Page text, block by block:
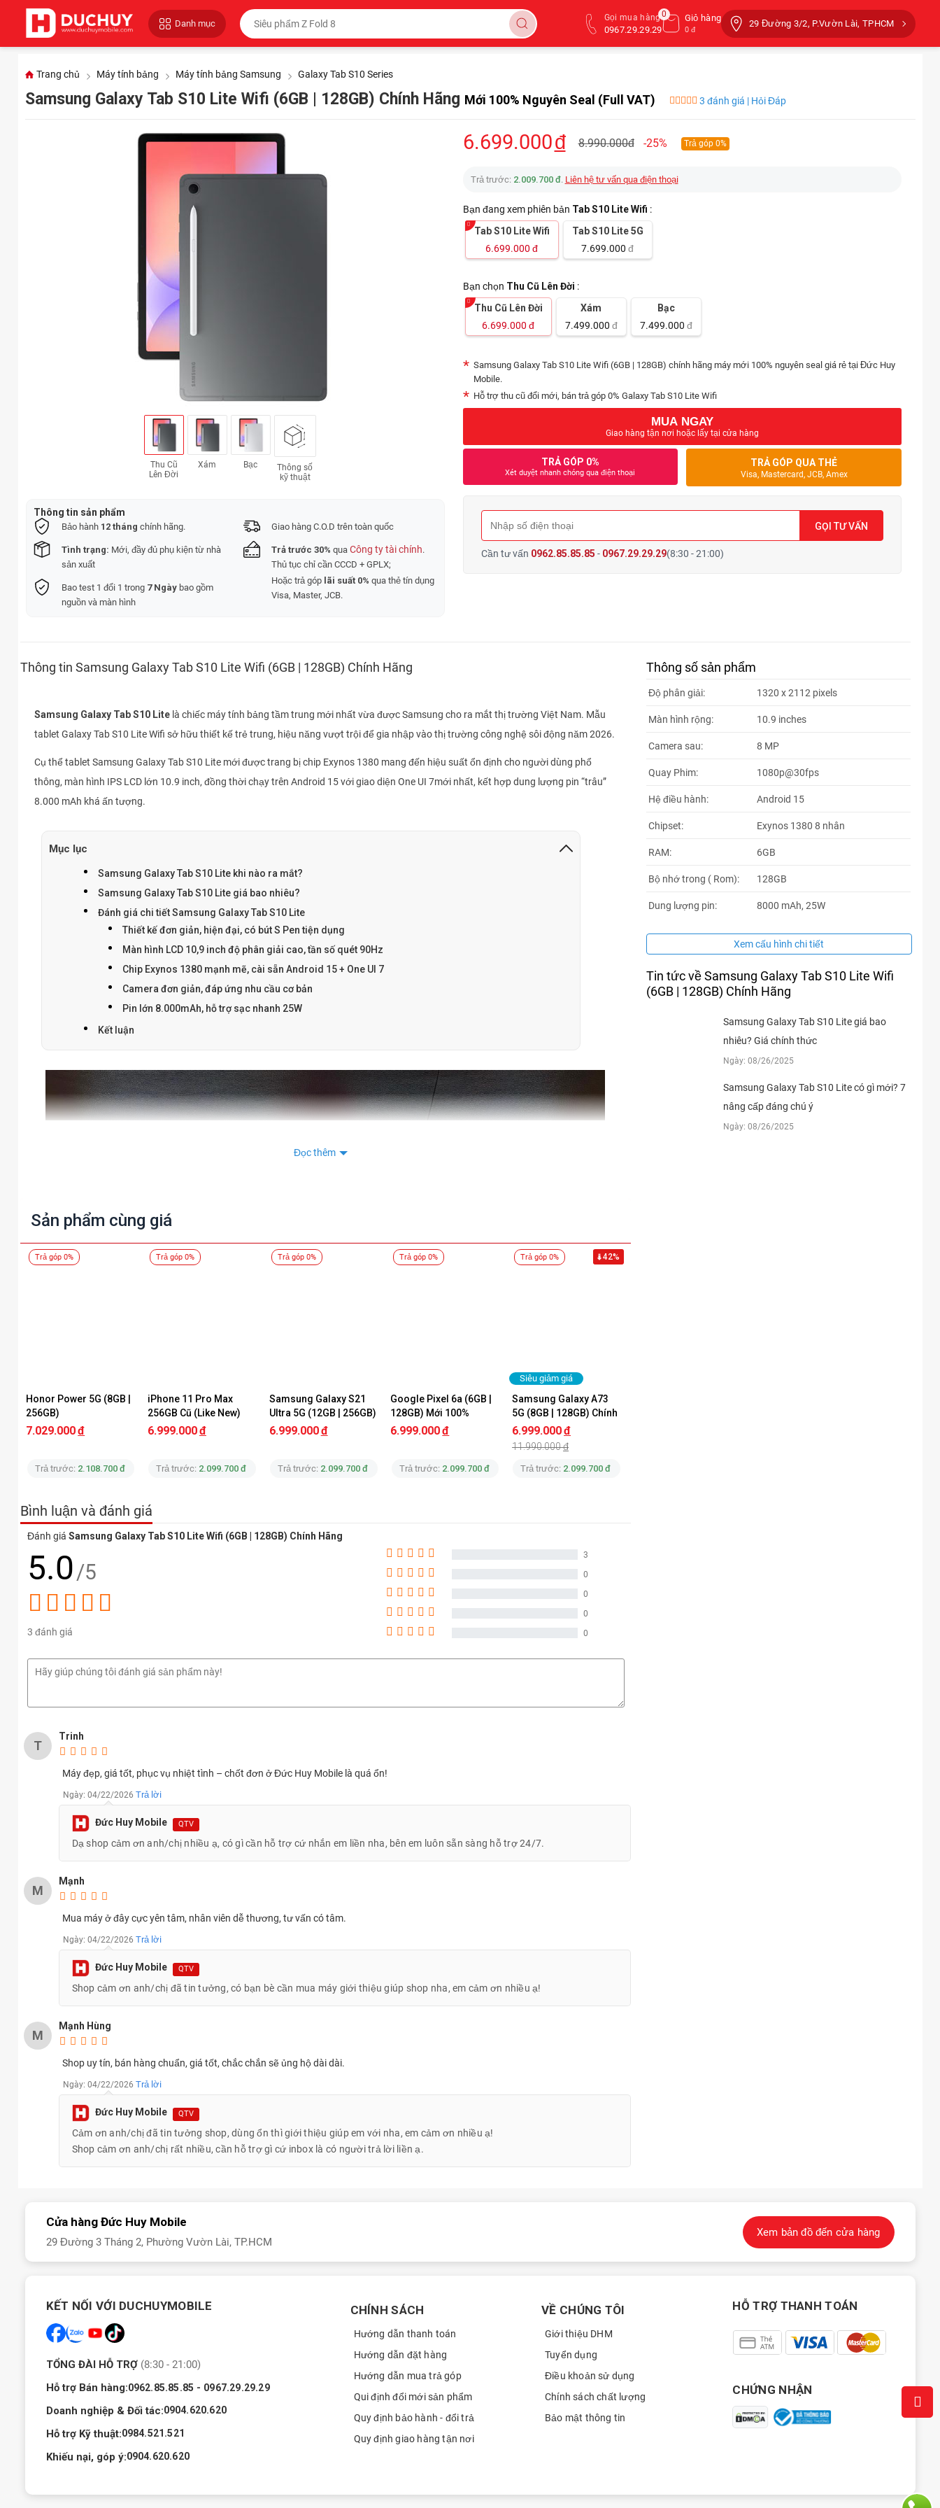
Danh mục
Gọi mua hàng
0967.29.29.29
Giỏ hàng
0 đ
0
29 Đường 3/2, P.Vườn Lài, TPHCM
Trang chủ Máy tính bảng Máy tính bảng Samsung Galaxy Tab S10 Series
Samsung Galaxy Tab S10 Lite Wifi (6GB | 128GB) Chính Hãng Mới 100% Nguyên Seal (Full VAT) 3 đánh giá | Hỏi Đáp
Thu Cũ
Lên Đời
Xám Bạc
Thông số
kỹ thuật
Thông tin sản phẩm
Bảo hành12 tháng chính hãng. Giao hàng C.O.D trên toàn quốc
Tình trạng: Mới, đầy đủ phụ kiện từ nhà
sản xuất
Trả trước 30% qua Công ty tài chính.
Thủ tục chỉ cần CCCD + GPLX;
Bao test 1 đổi 1 trong 7 Ngàybao gồm
nguồn và màn hình
Hoặc trả góp lãi suất 0% qua thẻ tín dụng
Visa, Master, JCB.
6.699.000đ 8.990.000đ -25% Trả góp 0%
Trả trước: 2.009.700 đ. Liên hệ tư vấn qua điện thoại
Bạn đang xem phiên bản Tab S10 Lite Wifi :
Tab S10 Lite Wifi
6.699.000 đ
Tab S10 Lite 5G
7.699.000 đ
Bạn chọn Thu Cũ Lên Đời :
Thu Cũ Lên Đời
6.699.000 đ
Xám
7.499.000 đ
Bạc
7.499.000 đ
Samsung Galaxy Tab S10 Lite Wifi (6GB | 128GB) chính hãng máy mới 100% nguyên seal giá rẻ tại Đức Huy
Mobile.
Hỗ trợ thu cũ đổi mới, bán trả góp 0% Galaxy Tab S10 Lite Wifi
MUA NGAY
Giao hàng tận nơi hoặc lấy tại cửa hàng
TRẢ GÓP 0%
Xét duyệt nhanh chóng qua điện thoại
TRẢ GÓP QUA THẺ
Visa, Mastercard, JCB, Amex
GỌI TƯ VẤN
Cần tư vấn 0962.85.85.85 - 0967.29.29.29(8:30 - 21:00)
Thông tin Samsung Galaxy Tab S10 Lite Wifi (6GB | 128GB) Chính Hãng
Samsung Galaxy Tab S10 Litelà chiếc máy tính bảng tầm trung mới nhất vừa được Samsung cho ra mắt thị trường Việt Nam. Mẫu
tablet Galaxy Tab S10 Lite Wifi sở hữu thiết kế trẻ trung, hiệu năng vượt trội để gia nhập vào thị trường công nghệ sôi động năm 2026.
Cụ thể tablet Samsung Galaxy Tab S10 Lite mới được trang bị chip Exynos 1380 mang đến hiệu suất ổn định cho người dùng phổ
thông, màn hình IPS LCD lớn 10.9 inch, đồng thời chạy trên Android 15 với giao diện One UI 7mới nhất, kết hợp dung lượng pin “trâu”
8.000 mAh khá ấn tượng.
Mục lục
Samsung Galaxy Tab S10 Lite khi nào ra mắt?
Samsung Galaxy Tab S10 Lite giá bao nhiêu?
Đánh giá chi tiết Samsung Galaxy Tab S10 Lite
Thiết kế đơn giản, hiện đại, có bút S Pen tiện dụng
Màn hình LCD 10,9 inch độ phân giải cao, tần số quét 90Hz
Chip Exynos 1380 mạnh mẽ, cài sẵn Android 15 + One UI 7
Camera đơn giản, đáp ứng nhu cầu cơ bản
Pin lớn 8.000mAh, hỗ trợ sạc nhanh 25W
Kết luận
Thiết kế hiện đại, hợp thời trang, hỗ trợ bút S Pen
Màn hình IPS LCD 10.9 inch, tần số quét 90 Hz
Camera sau 8MP, trước 5MP cơ bản, dễ dùng, hỗ trợ quay video 1080p@30fps
Cài sẵn Android 15 với giao diện One UI 7 của Samsung
Samsung Galaxy Tab S10 Lite khi nào ra mắt?
Máy tính bảng tầm trungGalaxy Tab S10 Litechính thức ra mắt vào ngày 25/08/2025 trong một sự kiện diễn ra tại quê nhà Hàn Quốc.
Samsung Galaxy Tab S10 Lite giá bao nhiêu?
Samsung Galaxy Tab S10 Lite có giá là 6.699.000 ₫ cho phiên bản Wifi RAM 6GB cùng ROM 128GB và các tùy chọn màu Xám, Bạc tại
Đức Huy Mobile.
Đọc thêm
Sản phẩm cùng giá
Trả góp 0%
Honor Power 5G (8GB |
256GB)
7.029.000đ
Trả trước: 2.108.700 đ
Trả góp 0%
iPhone 11 Pro Max
256GB Cũ (Like New)
6.999.000đ
Trả trước: 2.099.700 đ
Trả góp 0%
Samsung Galaxy S21
Ultra 5G (12GB | 256GB)
(Like New)
6.999.000đ
Trả trước: 2.099.700 đ
Trả góp 0%
Google Pixel 6a (6GB |
128GB) Mới 100%
6.999.000đ
Trả trước: 2.099.700 đ
Trả góp 0% 42%
Siêu giảm giá
Samsung Galaxy A73
5G (8GB | 128GB) Chính
Hãng
6.999.000đ
11.990.000đ
Trả trước: 2.099.700 đ
Bình luận và đánh giá
Đánh giá Samsung Galaxy Tab S10 Lite Wifi (6GB | 128GB) Chính Hãng
5.0/5
3 đánh giá
3
0
0
0
0
T
Trinh
Máy đẹp, giá tốt, phục vụ nhiệt tình – chốt đơn ở Đức Huy Mobile là quá ổn!
Ngày: 04/22/2026 Trả lời
Đức Huy Mobile QTV
Dạ shop cảm ơn anh/chị nhiều ạ, có gì cần hỗ trợ cứ nhắn em liền nha, bên em luôn sẵn sàng hỗ trợ 24/7.
M
Mạnh
Mua máy ở đây cực yên tâm, nhân viên dễ thương, tư vấn có tâm.
Ngày: 04/22/2026 Trả lời
Đức Huy Mobile QTV
Shop cảm ơn anh/chị đã tin tưởng, có bạn bè cần mua máy giới thiệu giúp shop nha, em cảm ơn nhiều ạ!
M
Mạnh Hùng
Shop uy tín, bán hàng chuẩn, giá tốt, chắc chắn sẽ ủng hộ dài dài.
Ngày: 04/22/2026 Trả lời
Đức Huy Mobile QTV
Cảm ơn anh/chị đã tin tưởng shop, dùng ổn thì giới thiệu giúp em với nha, em cảm ơn nhiều ạ!
Shop cảm ơn anh/chị rất nhiều, cần hỗ trợ gì cứ inbox là có người trả lời liền ạ.
Thông số sản phẩm
Độ phân giải: 1320 x 2112 pixels
Màn hình rộng: 10.9 inches
Camera sau: 8 MP
Quay Phim: 1080p@30fps
Hệ điều hành: Android 15
Chipset: Exynos 1380 8 nhân
RAM: 6GB
Bộ nhớ trong ( Rom): 128GB
Dung lượng pin: 8000 mAh, 25W
Xem cấu hình chi tiết
Tin tức về Samsung Galaxy Tab S10 Lite Wifi
(6GB | 128GB) Chính Hãng
Samsung Galaxy Tab S10 Lite giá bao
nhiêu? Giá chính thức
Ngày: 08/26/2025
Samsung Galaxy Tab S10 Lite có gì mới? 7
nâng cấp đáng chú ý
Ngày: 08/26/2025
Cửa hàng Đức Huy Mobile
29 Đường 3 Tháng 2, Phường Vườn Lài, TP.HCM
Xem bản đồ đến cửa hàng
KẾT NỐI VỚI DUCHUYMOBILE
TỔNG ĐÀI HỖ TRỢ (8:30 - 21:00)
Hỗ trợ Bán hàng:0962.85.85.85 - 0967.29.29.29
Doanh nghiệp & Đối tác:0904.620.620
Hỗ trợ Kỹ thuật:0984.521.521
Khiếu nại, góp ý:0904.620.620
CHÍNH SÁCH
Hướng dẫn thanh toán
Hướng dẫn đặt hàng
Hướng dẫn mua trả góp
Qui định đổi mới sản phẩm
Quy định bảo hành - đổi trả
Quy định giao hàng tận nơi
VỀ CHÚNG TÔI
Giới thiệu DHM
Tuyển dụng
Điều khoản sử dụng
Chính sách chất lượng
Bảo mật thông tin
HỖ TRỢ THANH TOÁN
CHỨNG NHẬN